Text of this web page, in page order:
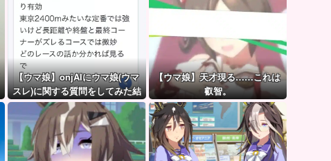
【ウマ娘】onjAIにウマ娘(ウマ
スレ)に関する質問をしてみた結
果が草ｗｗｗ
【ウマ娘】天才現る……これは
叡智。